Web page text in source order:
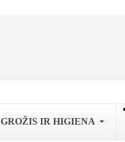
GROŽIS IR HIGIENA